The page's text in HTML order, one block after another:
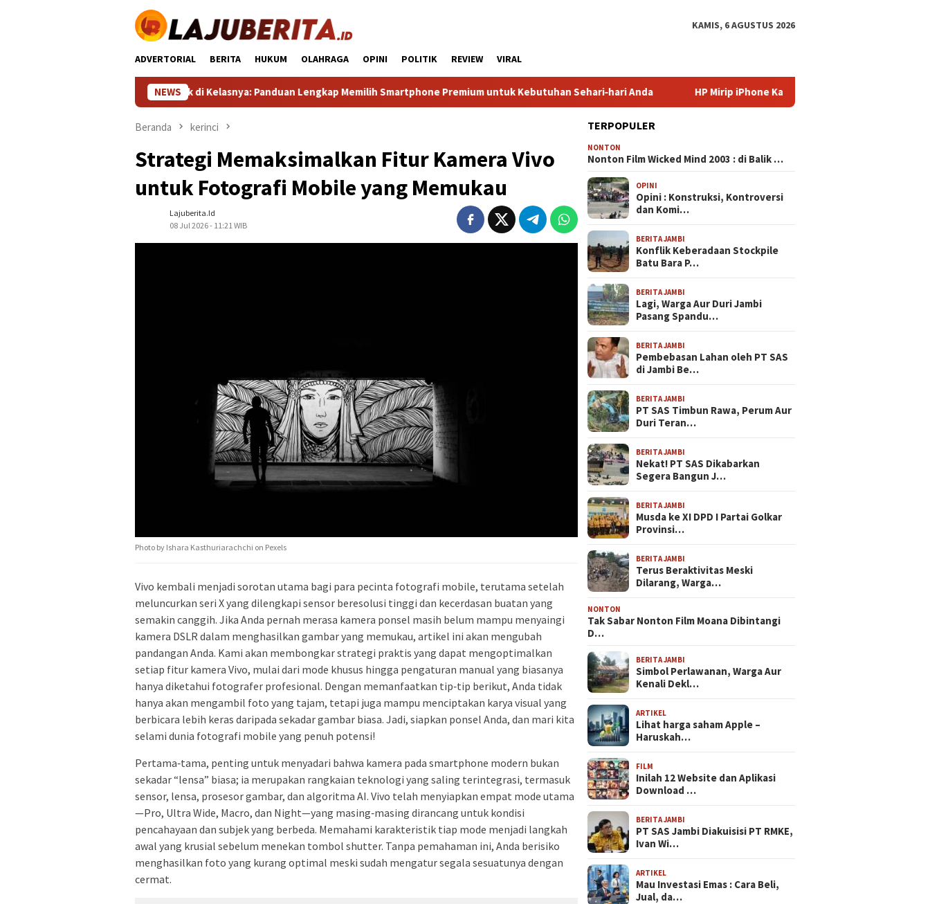
KAMIS, 6 AGUSTUS 2026
ADVERTORIAL BERITA HUKUM OLAHRAGA OPINI POLITIK REVIEW VIRAL
NEWS
HP Terbaik di Kelasnya: Panduan Lengkap Memilih Smartphone Premium untuk Kebutuhan Sehari‑hari Anda HP Mirip iPhone Kameranya: Pilihan Terbaik untuk Foto
Beranda kerinci
Strategi Memaksimalkan Fitur Kamera Vivo
untuk Fotografi Mobile yang Memukau
Lajuberita.id
08 Jul 2026 - 11:21 WIB
Photo by Ishara Kasthuriarachchi on Pexels
Vivo kembali menjadi sorotan utama bagi para pecinta fotografi mobile, terutama setelah
meluncurkan seri X yang dilengkapi sensor beresolusi tinggi dan kecerdasan buatan yang
semakin canggih. Jika Anda pernah merasa kamera ponsel masih belum mampu menyaingi
kamera DSLR dalam menghasilkan gambar yang memukau, artikel ini akan mengubah
pandangan Anda. Kami akan membongkar strategi praktis yang dapat mengoptimalkan
setiap fitur kamera Vivo, mulai dari mode khusus hingga pengaturan manual yang biasanya
hanya diketahui fotografer profesional. Dengan memanfaatkan tip‑tip berikut, Anda tidak
hanya akan mengambil foto yang tajam, tetapi juga mampu menciptakan karya visual yang
berbicara lebih keras daripada sekadar gambar biasa. Jadi, siapkan ponsel Anda, dan mari kita
selami dunia fotografi mobile yang penuh potensi!
Pertama‑tama, penting untuk menyadari bahwa kamera pada smartphone modern bukan
sekadar “lensa” biasa; ia merupakan rangkaian teknologi yang saling terintegrasi, termasuk
sensor, lensa, prosesor gambar, dan algoritma AI. Vivo telah menyiapkan empat mode utama
—Pro, Ultra Wide, Macro, dan Night—yang masing‑masing dirancang untuk kondisi
pencahayaan dan subjek yang berbeda. Memahami karakteristik tiap mode menjadi langkah
awal yang krusial sebelum menekan tombol shutter. Tanpa pemahaman ini, Anda berisiko
menghasilkan foto yang kurang optimal meski sudah mengatur segala sesuatunya dengan
cermat.
TERPOPULER
NONTON
Nonton Film Wicked Mind 2003 : di Balik …
OPINI
Opini : Konstruksi, Kontroversi
dan Komi…
BERITA JAMBI
Konflik Keberadaan Stockpile
Batu Bara P…
BERITA JAMBI
Lagi, Warga Aur Duri Jambi
Pasang Spandu…
BERITA JAMBI
Pembebasan Lahan oleh PT SAS
di Jambi Be…
BERITA JAMBI
PT SAS Timbun Rawa, Perum Aur
Duri Teran…
BERITA JAMBI
Nekat! PT SAS Dikabarkan
Segera Bangun J…
BERITA JAMBI
Musda ke XI DPD I Partai Golkar
Provinsi…
BERITA JAMBI
Terus Beraktivitas Meski
Dilarang, Warga…
NONTON
Tak Sabar Nonton Film Moana Dibintangi
D…
BERITA JAMBI
Simbol Perlawanan, Warga Aur
Kenali Dekl…
ARTIKEL
Lihat harga saham Apple –
Haruskah…
FILM
Inilah 12 Website dan Aplikasi
Download …
BERITA JAMBI
PT SAS Jambi Diakuisisi PT RMKE,
Ivan Wi…
ARTIKEL
Mau Investasi Emas : Cara Beli,
Jual, da…